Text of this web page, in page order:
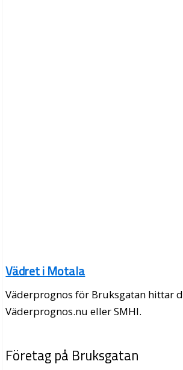
Vädret i Motala
Väderprognos för Bruksgatan hittar
Väderprognos.nu eller SMHI.
Företag på Bruksgatan